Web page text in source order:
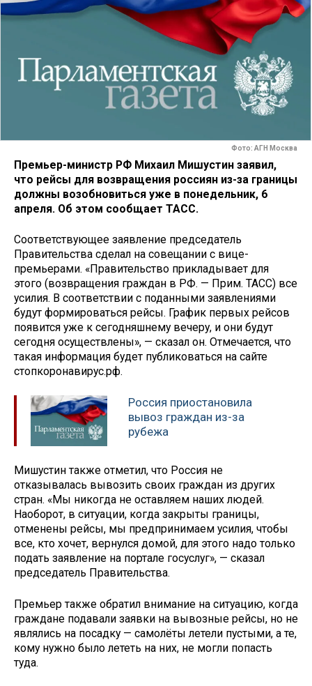
Фото: АГН Москва
Премьер-министр РФ Михаил Мишустин заявил,
что рейсы для возвращения россиян из-за границы
должны возобновиться уже в понедельник, 6
апреля. Об этом сообщает ТАСС.
Соответствующее заявление председатель
Правительства сделал на совещании с вице-
премьерами. «Правительство прикладывает для
этого (возвращения граждан в РФ. — Прим. ТАСС) все
усилия. В соответствии с поданными заявлениями
будут формироваться рейсы. График первых рейсов
появится уже к сегодняшнему вечеру, и они будут
сегодня осуществлены», — сказал он. Отмечается, что
такая информация будет публиковаться на сайте
стопкоронавирус.рф.
Россия приостановила
вывоз граждан из-за
рубежа
Мишустин также отметил, что Россия не
отказывалась вывозить своих граждан из других
стран. «Мы никогда не оставляем наших людей.
Наоборот, в ситуации, когда закрыты границы,
отменены рейсы, мы предпринимаем усилия, чтобы
все, кто хочет, вернулся домой, для этого надо только
подать заявление на портале госуслуг», — сказал
председатель Правительства.
Премьер также обратил внимание на ситуацию, когда
граждане подавали заявки на вывозные рейсы, но не
являлись на посадку — самолёты летели пустыми, а те,
кому нужно было лететь на них, не могли попасть
туда.